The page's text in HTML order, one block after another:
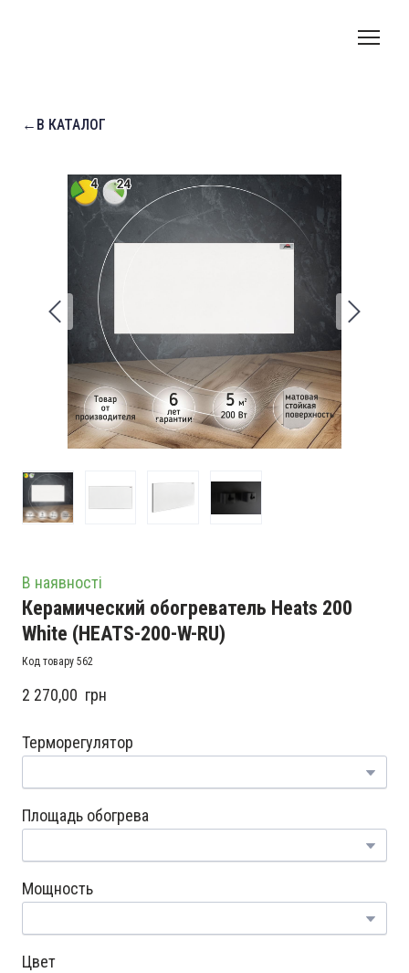
←В КАТАЛОГ
В наявності
Керамический обогреватель Heats 200
White (HEATS-200-W-RU)
Код товару 562
2 270,00  грн
Терморегулятор
Площадь обогрева
Мощность
Цвет